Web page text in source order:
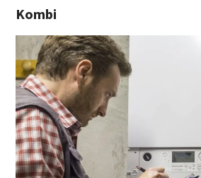
Kombi